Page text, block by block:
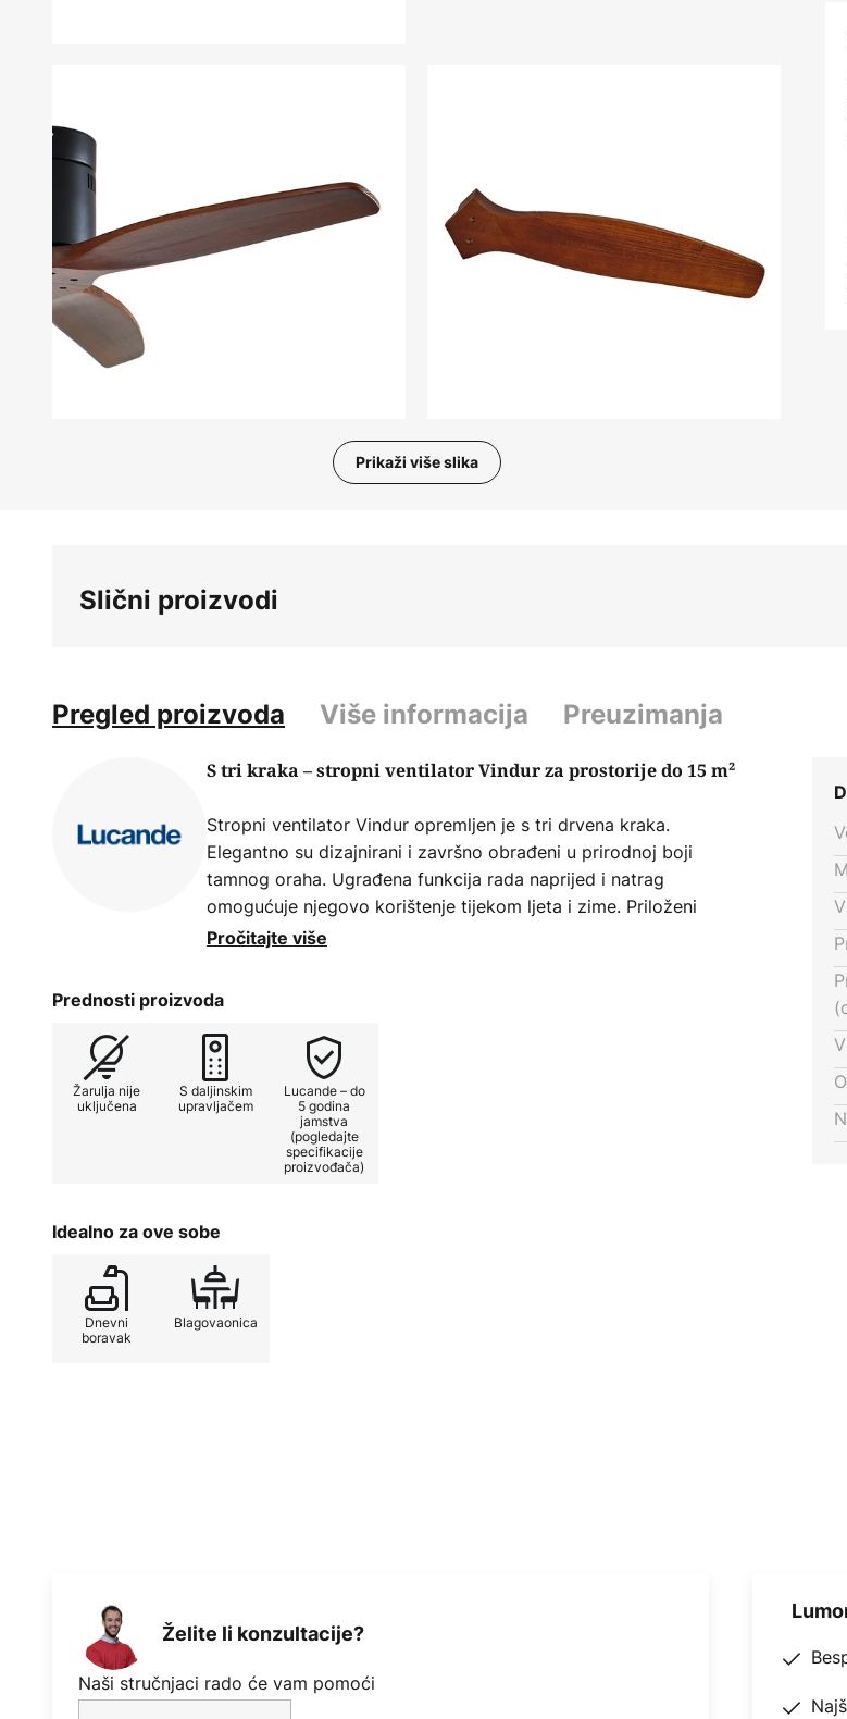
Prikaži više slika
Slični proizvodi
Pregled proizvoda Više informacija Preuzimanja
S tri kraka – stropni ventilator Vindur za prostorije do 15 m²
Stropni ventilator Vindur opremljen je s tri drvena kraka.
Elegantno su dizajnirani i završno obrađeni u prirodnoj boji
tamnog oraha. Ugrađena funkcija rada naprijed i natrag
omogućuje njegovo korištenje tijekom ljeta i zime. Priloženi
daljinski upravljač omogućuje vam podešavanje brzine kao i
rad.
Tehnički detalji
Potrošnja energije po postavci brzine:
- 40 vata pri 200 o/min
- 4 vata pri 80 o/min
- Maksimalni protok zraka: 170 m³/min
Pročitajte više
Prednosti proizvoda
Žarulja nije
uključena
S daljinskim
upravljačem
Lucande – do
5 godina
jamstva
(pogledajte
specifikacije
proizvođača)
Idealno za ove sobe
Dnevni
boravak
Blagovaonica
Želite li konzultacije?
Naši stručnjaci rado će vam pomoći